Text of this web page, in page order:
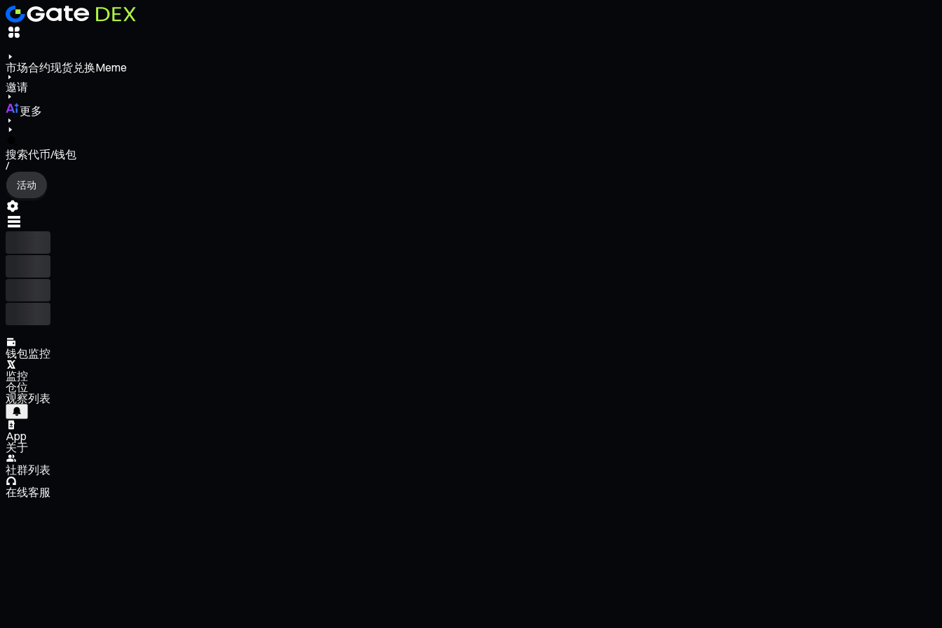
市场合约现货兑换Meme
邀请
更多
搜索代币/钱包
/
活动
钱包监控
监控
仓位
观察列表
App
关于
社群列表
在线客服